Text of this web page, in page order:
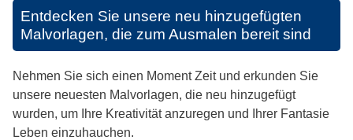
Entdecken Sie unsere neu hinzugefügten
Malvorlagen, die zum Ausmalen bereit sind
Nehmen Sie sich einen Moment Zeit und erkunden Sie
unsere neuesten Malvorlagen, die neu hinzugefügt
wurden, um Ihre Kreativität anzuregen und Ihrer Fantasie
Leben einzuhauchen.